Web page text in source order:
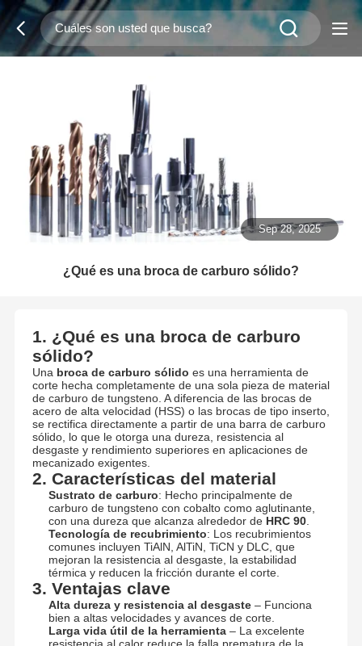
Sep 28, 2025
¿Qué es una broca de carburo sólido?
1. ¿Qué es una broca de carburo
sólido?
Una broca de carburo sólido es una herramienta de
corte hecha completamente de una sola pieza de material
de carburo de tungsteno. A diferencia de las brocas de
acero de alta velocidad (HSS) o las brocas de tipo inserto,
se rectifica directamente a partir de una barra de carburo
sólido, lo que le otorga una dureza, resistencia al
desgaste y rendimiento superiores en aplicaciones de
mecanizado exigentes.
2. Características del material
Sustrato de carburo: Hecho principalmente de
carburo de tungsteno con cobalto como aglutinante,
con una dureza que alcanza alrededor de HRC 90.
Tecnología de recubrimiento: Los recubrimientos
comunes incluyen TiAlN, AlTiN, TiCN y DLC, que
mejoran la resistencia al desgaste, la estabilidad
térmica y reducen la fricción durante el corte.
3. Ventajas clave
Alta dureza y resistencia al desgaste– Funciona
bien a altas velocidades y avances de corte.
Larga vida útil de la herramienta– La excelente